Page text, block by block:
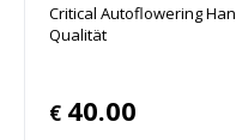
Critical Autoflowering
Qualität
€ 40.00